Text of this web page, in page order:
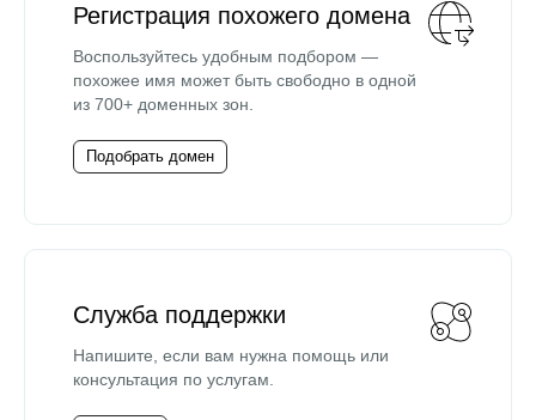
Регистрация похожего домена
Воспользуйтесь удобным подбором —
похожее имя может быть свободно в одной
из 700+ доменных зон.
Подобрать домен
Служба поддержки
Напишите, если вам нужна помощь или
консультация по услугам.